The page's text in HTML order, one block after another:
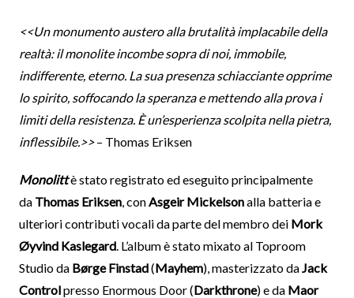
<<Un monumento austero alla brutalità implacabile della
realtà: il monolite incombe sopra di noi, immobile,
indifferente, eterno. La sua presenza schiacciante opprime
lo spirito, soffocando la speranza e mettendo alla prova i
limiti della resistenza. È un’esperienza scolpita nella pietra,
inflessibile.>>– Thomas Eriksen
Monolittè stato registrato ed eseguito principalmente
da Thomas Eriksen, con Asgeir Mickelsonalla batteria e
ulteriori contributi vocali da parte del membro dei Mork
Øyvind Kaslegard. L’album è stato mixato al Toproom
Studio da Børge Finstad(Mayhem), masterizzato da Jack
Controlpresso Enormous Door (Darkthrone) e da Maor